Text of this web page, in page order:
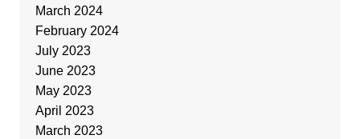
March 2024
February 2024
July 2023
June 2023
May 2023
April 2023
March 2023